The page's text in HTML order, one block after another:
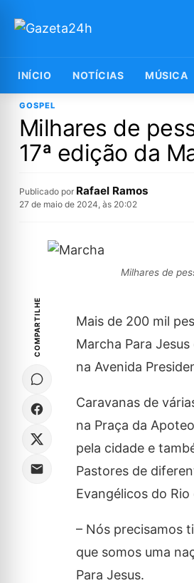
INÍCIO NOTÍCIAS MÚSICA
GOSPEL
Milhares de
17ª edição da
Publicado por Rafael Ramos
27 de maio de 2024, às 20:02
Milhares de
COMPARTILHE
Mais de 200 mil
Marcha Para
na Avenida
Caravanas de
na Praça da
pela cidade e
Pastores de
Evangélicos do
– Nós precisamos
que somos uma
Para Jesus.